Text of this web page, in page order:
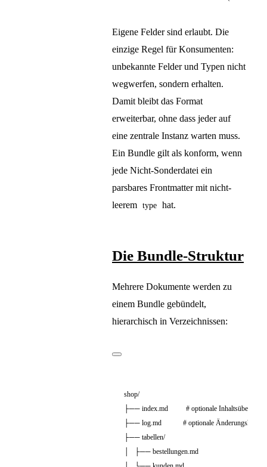
Eigene Felder sind erlaubt. Die
einzige Regel für Konsumenten:
unbekannte Felder und Typen nicht
wegwerfen, sondern erhalten.
Damit bleibt das Format
erweiterbar, ohne dass jeder auf
eine zentrale Instanz warten muss.
Ein Bundle gilt als konform, wenn
jede Nicht-Sonderdatei ein
parsbares Frontmatter mit nicht-
leerem type hat.
Die Bundle-Struktur
Mehrere Dokumente werden zu
einem Bundle gebündelt,
hierarchisch in Verzeichnissen:
shop/
├── index.md          # optionale Inhaltsübersicht
├── log.md            # optionale
├── tabellen/
│   ├── bestellungen.md